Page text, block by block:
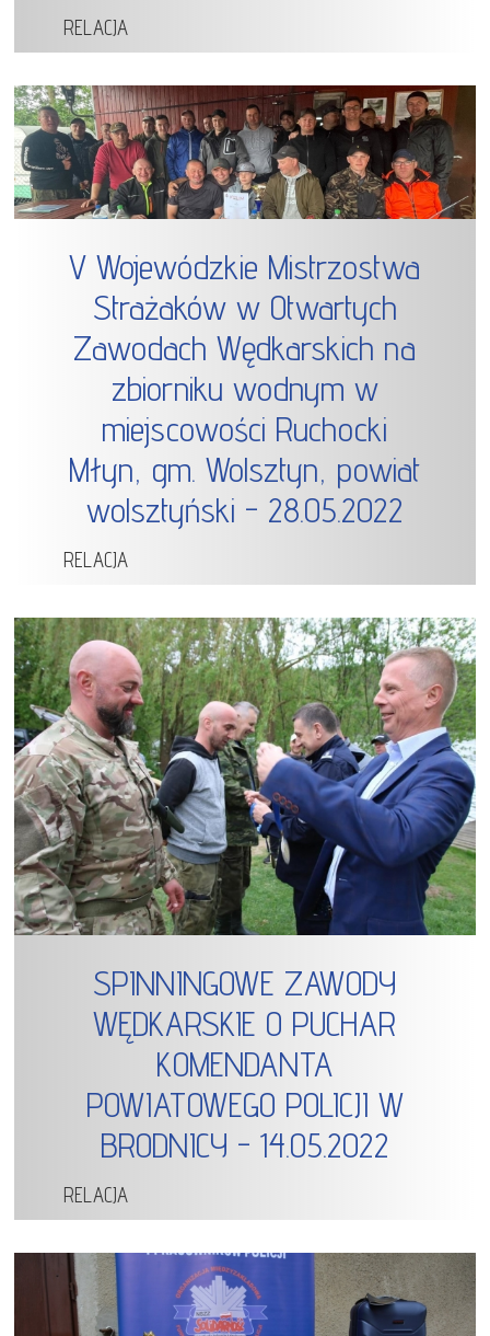
RELACJA
V Wojewódzkie Mistrzostwa
Strażaków w Otwartych
Zawodach Wędkarskich na
zbiorniku wodnym w
miejscowości Ruchocki
Młyn, gm. Wolsztyn, powiat
wolsztyński - 28.05.2022
RELACJA
SPINNINGOWE ZAWODY
WĘDKARSKIE O PUCHAR
KOMENDANTA
POWIATOWEGO POLICJI W
BRODNICY - 14.05.2022
RELACJA